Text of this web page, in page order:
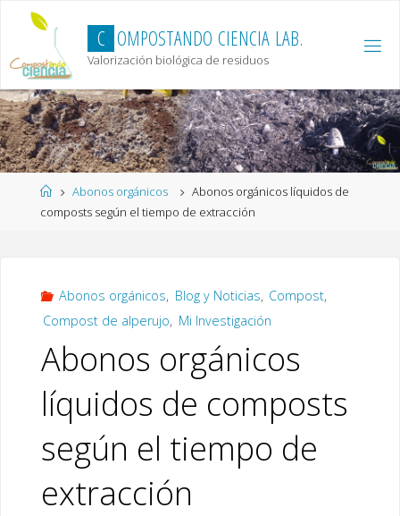
content
C OMPOSTANDO CIENCIA LAB.
Valorización biológica de residuos
HomeAbonos orgánicos
Abonos orgánicos líquidos de
composts según el tiempo de extracción
Abonos orgánicos, Blog y Noticias, Compost,
Compost de alperujo, Mi Investigación
Abonos orgánicos
líquidos de composts
según el tiempo de
extracción